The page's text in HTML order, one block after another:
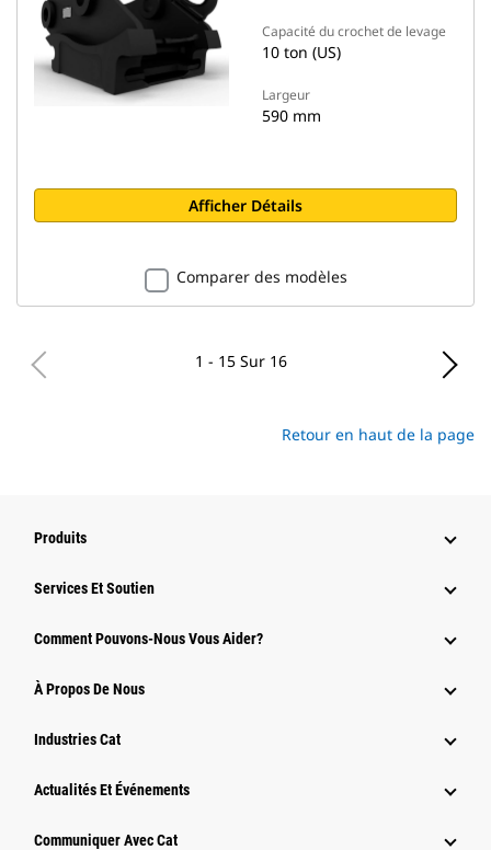
Capacité du crochet de levage
10 ton (US)
Largeur
590 mm
Afficher Détails
Comparer des modèles
1 - 15 Sur 16
Retour en haut de la page
Produits
Services Et Soutien
Comment Pouvons-Nous Vous Aider?
À Propos De Nous
Industries Cat
Actualités Et Événements
Communiquer Avec Cat